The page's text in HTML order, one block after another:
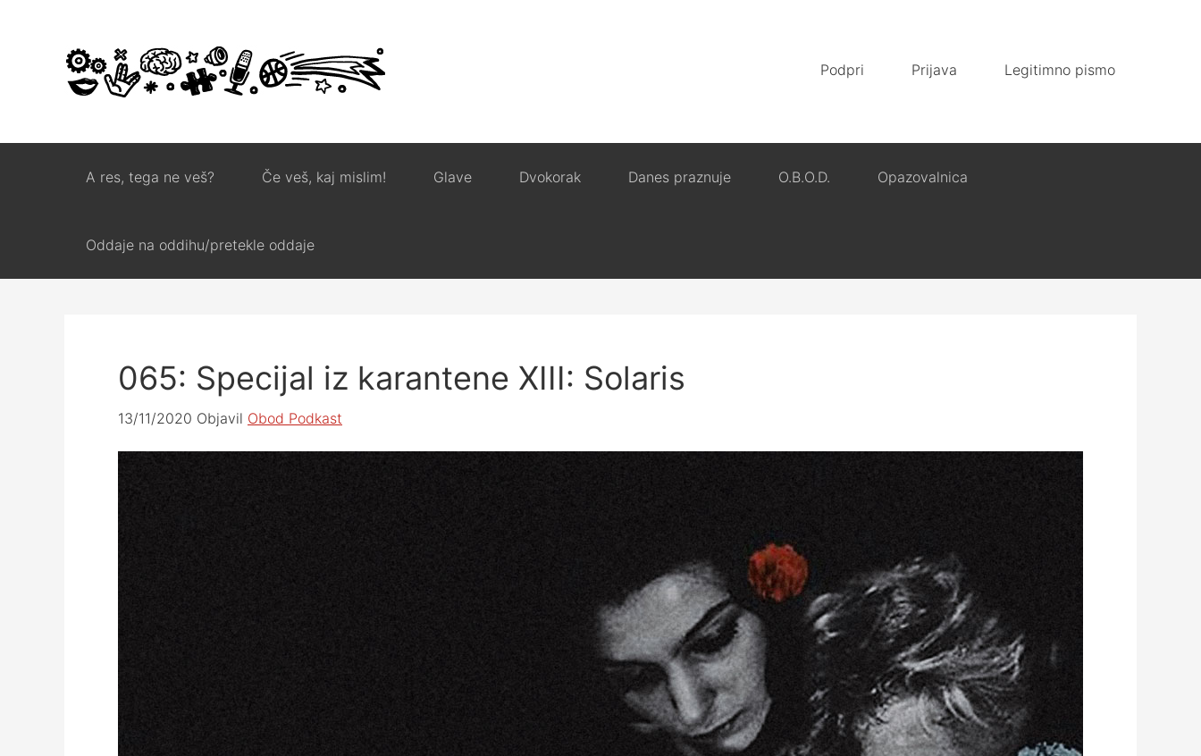
Podpri Prijava Legitimno pismo
A res, tega ne veš? Če veš, kaj mislim! Glave Dvokorak Danes praznuje O.B.O.D. Opazovalnica
Oddaje na oddihu/pretekle oddaje
065: Specijal iz karantene XIII: Solaris
13/11/2020 Objavil Obod Podkast